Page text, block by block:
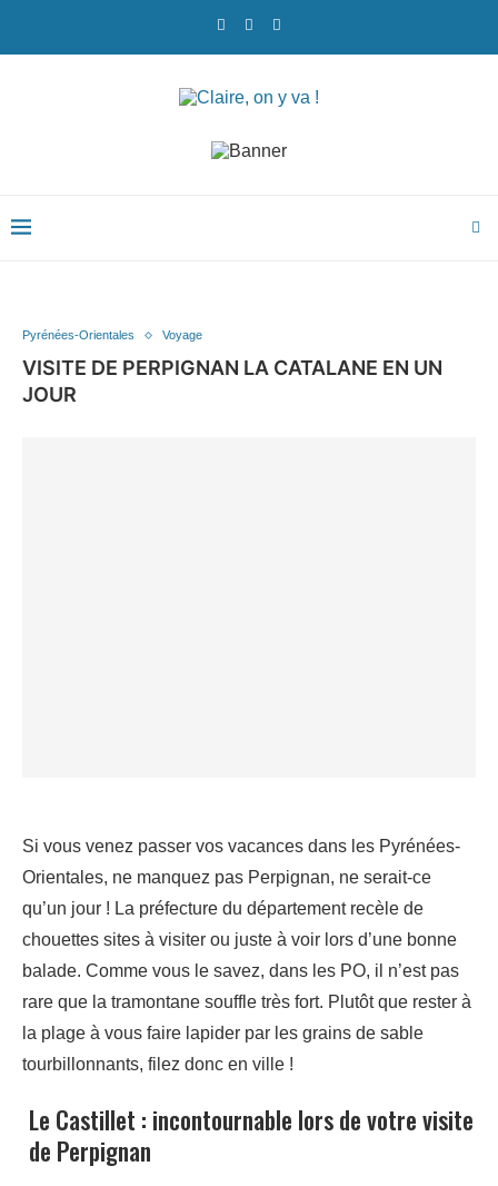
Pyrénées-Orientales Voyage
VISITE DE PERPIGNAN LA CATALANE EN UN
JOUR
Si vous venez passer vos vacances dans les Pyrénées-
Orientales, ne manquez pas Perpignan, ne serait-ce
qu’un jour ! La préfecture du département recèle de
chouettes sites à visiter ou juste à voir lors d’une bonne
balade. Comme vous le savez, dans les PO, il n’est pas
rare que la tramontane souffle très fort. Plutôt que rester à
la plage à vous faire lapider par les grains de sable
tourbillonnants, filez donc en ville !
Le Castillet : incontournable lors de votre visite
de Perpignan